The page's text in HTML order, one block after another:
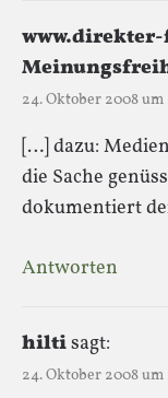
www.direkter-
24. Oktober 2008 um
[…] dazu:
die Sache
dokumentiert
Antworten
hiltisagt:
24. Oktober 2008 um